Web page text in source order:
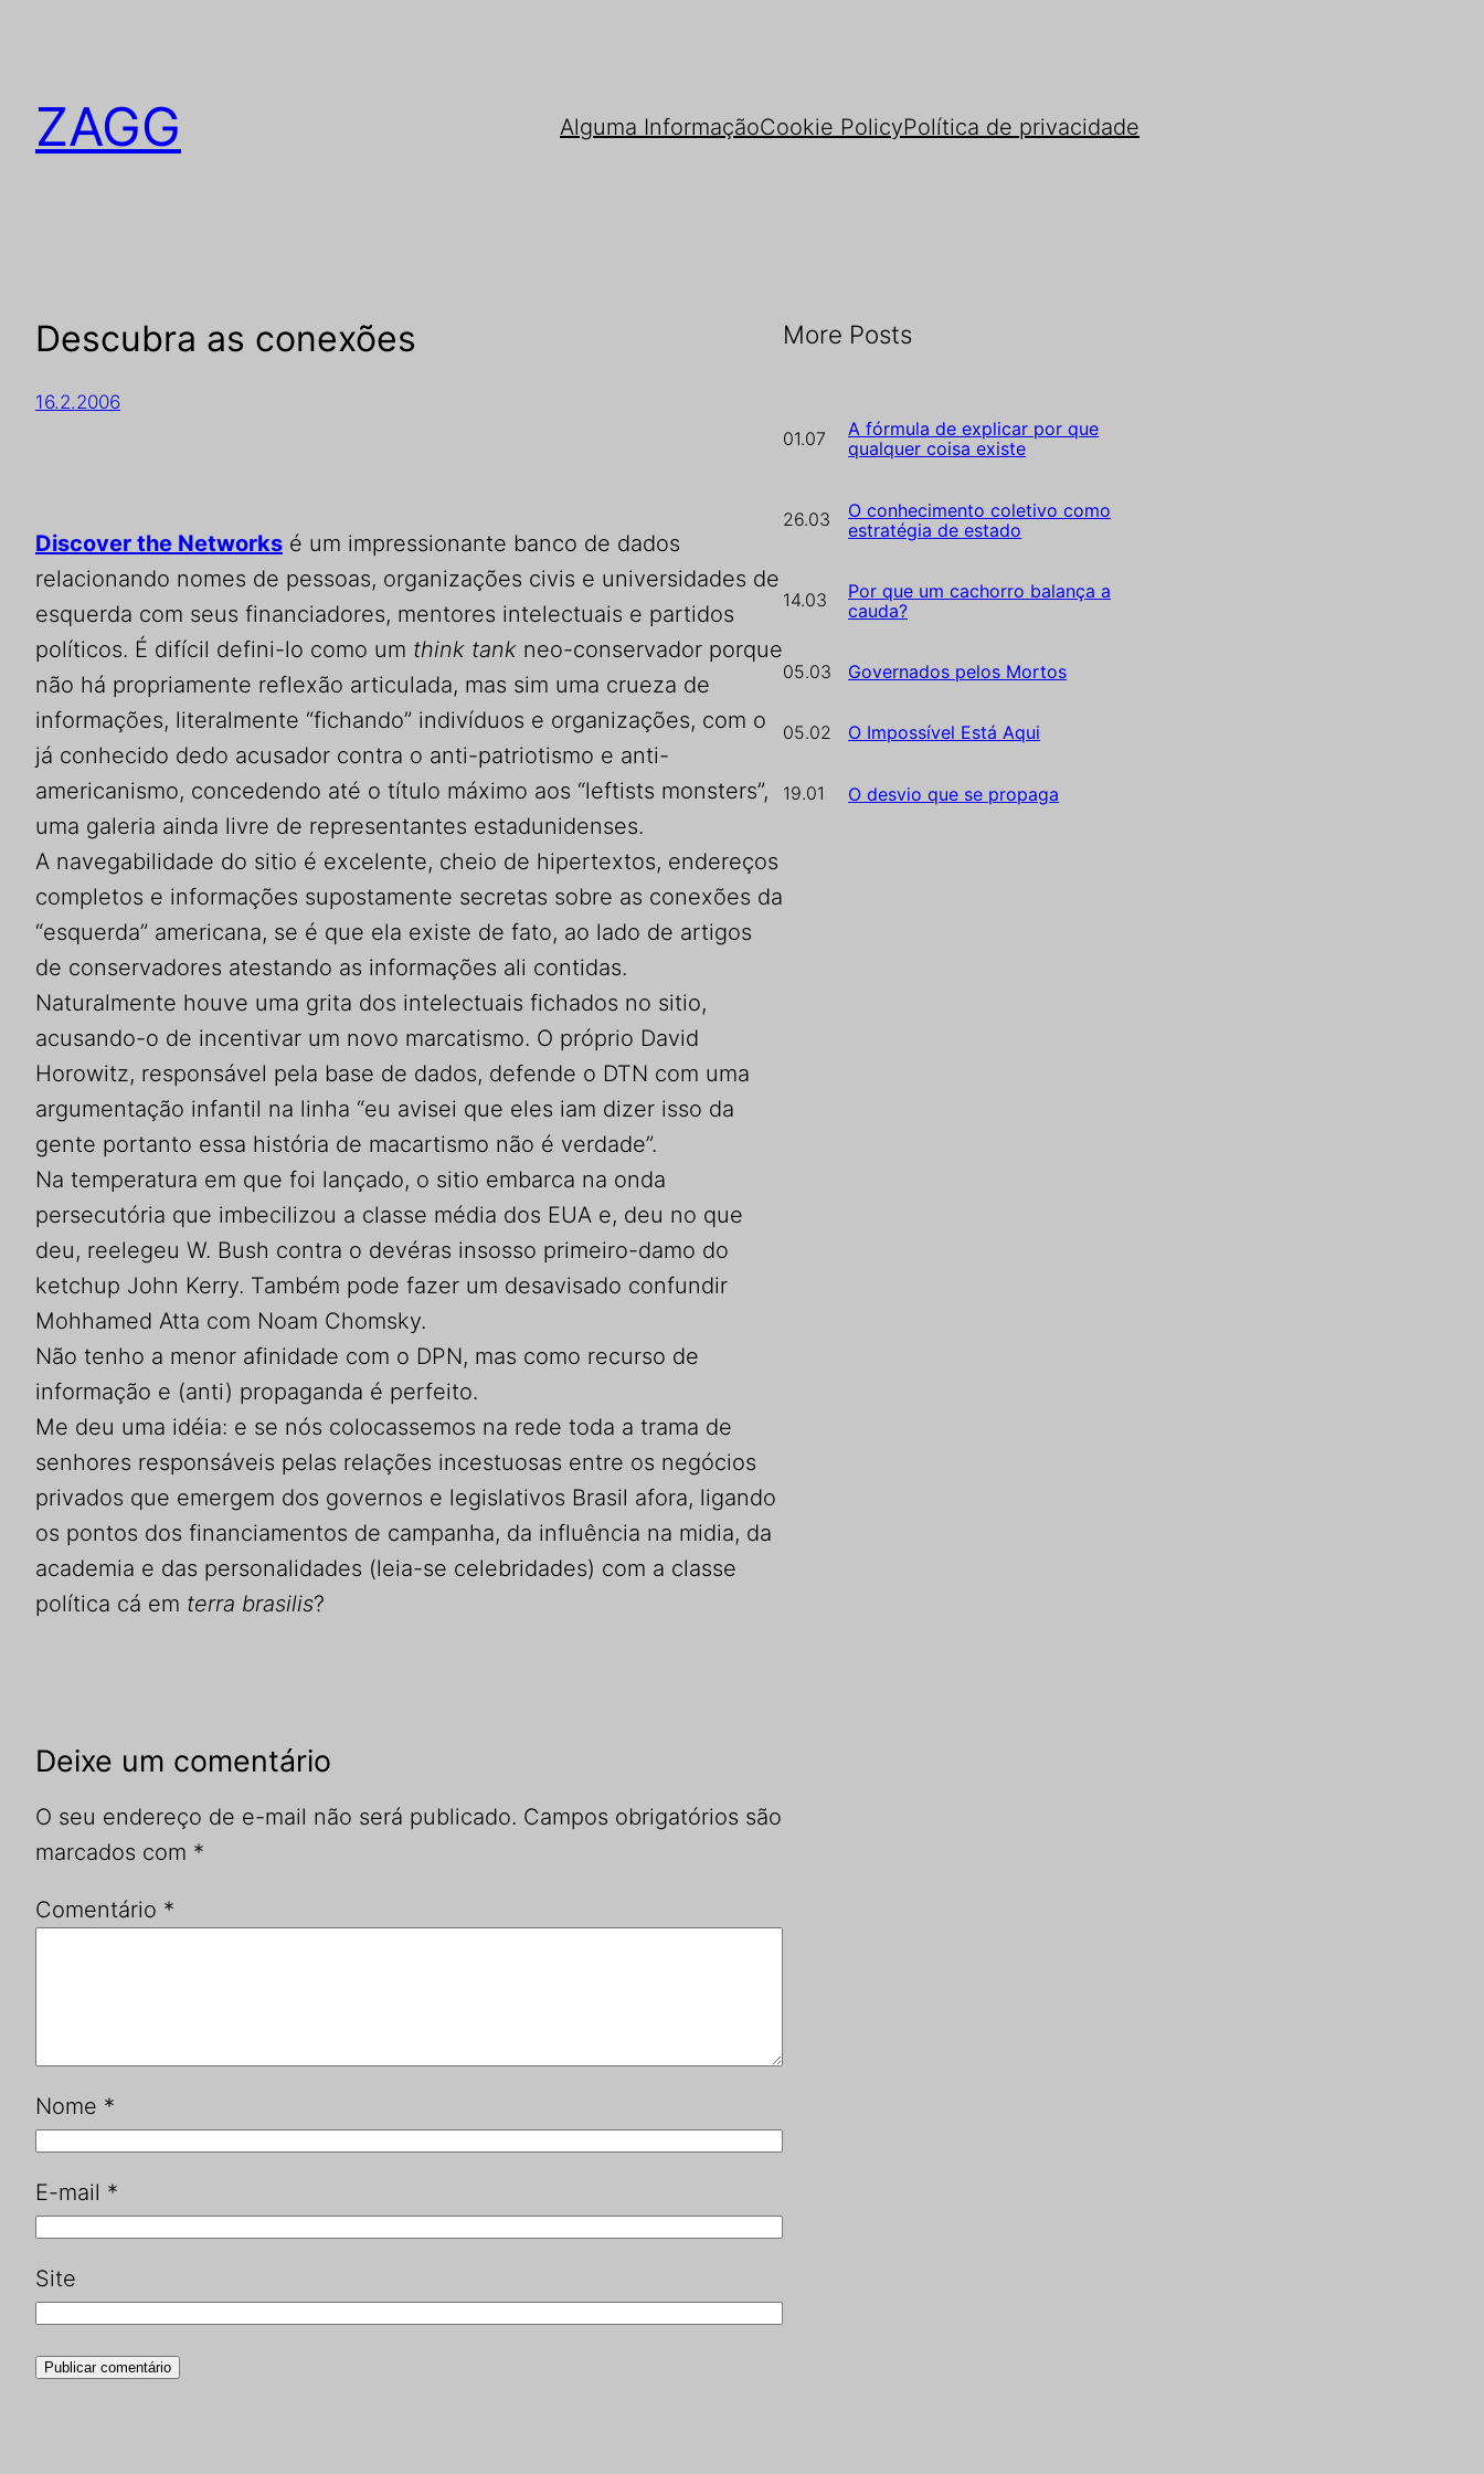
ZAGG Alguma InformaçãoCookie PolicyPolítica de privacidade
Descubra as conexões
16.2.2006
Discover the Networks é um impressionante banco de dados
relacionando nomes de pessoas, organizações civis e universidades de
esquerda com seus financiadores, mentores intelectuais e partidos
políticos. É difícil defini-lo como um think tank neo-conservador porque
não há propriamente reflexão articulada, mas sim uma crueza de
informações, literalmente “fichando” indivíduos e organizações, com o
já conhecido dedo acusador contra o anti-patriotismo e anti-
americanismo, concedendo até o título máximo aos “leftists monsters”,
uma galeria ainda livre de representantes estadunidenses.
A navegabilidade do sitio é excelente, cheio de hipertextos, endereços
completos e informações supostamente secretas sobre as conexões da
“esquerda” americana, se é que ela existe de fato, ao lado de artigos
de conservadores atestando as informações ali contidas.
Naturalmente houve uma grita dos intelectuais fichados no sitio,
acusando-o de incentivar um novo marcatismo. O próprio David
Horowitz, responsável pela base de dados, defende o DTN com uma
argumentação infantil na linha “eu avisei que eles iam dizer isso da
gente portanto essa história de macartismo não é verdade”.
Na temperatura em que foi lançado, o sitio embarca na onda
persecutória que imbecilizou a classe média dos EUA e, deu no que
deu, reelegeu W. Bush contra o devéras insosso primeiro-damo do
ketchup John Kerry. Também pode fazer um desavisado confundir
Mohhamed Atta com Noam Chomsky.
Não tenho a menor afinidade com o DPN, mas como recurso de
informação e (anti) propaganda é perfeito.
Me deu uma idéia: e se nós colocassemos na rede toda a trama de
senhores responsáveis pelas relações incestuosas entre os negócios
privados que emergem dos governos e legislativos Brasil afora, ligando
os pontos dos financiamentos de campanha, da influência na midia, da
academia e das personalidades (leia-se celebridades) com a classe
política cá em terra brasilis?
More Posts
01.07
A fórmula de explicar por que
qualquer coisa existe
26.03
O conhecimento coletivo como
estratégia de estado
14.03
Por que um cachorro balança a
cauda?
05.03 Governados pelos Mortos
05.02 O Impossível Está Aqui
19.01 O desvio que se propaga
Deixe um comentário
O seu endereço de e-mail não será publicado. Campos obrigatórios são
marcados com *
Comentário *
Nome *
E-mail *
Site